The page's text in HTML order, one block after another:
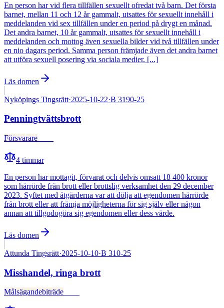
En person har vid flera tillfällen sexuellt ofredat två barn. Det första
barnet, mellan 11 och 12 år gammalt, utsattes för sexuellt innehåll i
meddelanden vid sex tillfällen under en period på drygt en månad.
Det andra barnet, 10 år gammalt, utsattes för sexuellt innehåll i
meddelanden och mottog även sexuella bilder vid två tillfällen under
en nio dagars period. Samma person främjade även det andra barnet
att utföra sexuell posering via sociala medier. [...]
Läs domen
Nyköpings Tingsrätt·2025-10-22·B 3190-25
Penningtvättsbrott
Försvarare
4 timmar
En person har mottagit, förvarat och delvis omsatt 18 400 kronor
som härrörde från brott eller brottslig verksamhet den 29 december
2023. Syftet med åtgärderna var att dölja att egendomen härrörde
från brott eller att främja möjligheterna för sig själv eller någon
annan att tillgodogöra sig egendomen eller dess värde.
Läs domen
Attunda Tingsrätt·2025-10-10·B 310-25
Misshandel, ringa brott
Målsägandebiträde